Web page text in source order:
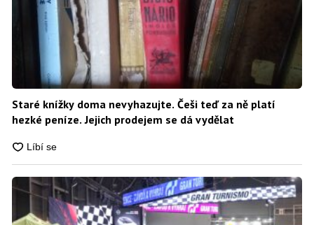
Staré knížky doma nevyhazujte. Češi teď za ně platí
hezké peníze. Jejich prodejem se dá vydělat